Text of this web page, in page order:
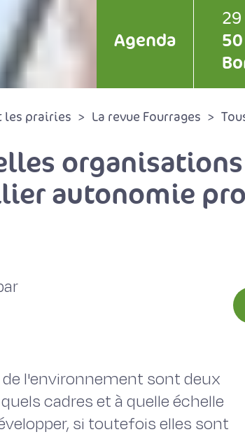
Agenda
les prairies La revue Fourrages
autonomie
l'environnement sont deux
cadres et à quelle échelle
si toutefois elles sont